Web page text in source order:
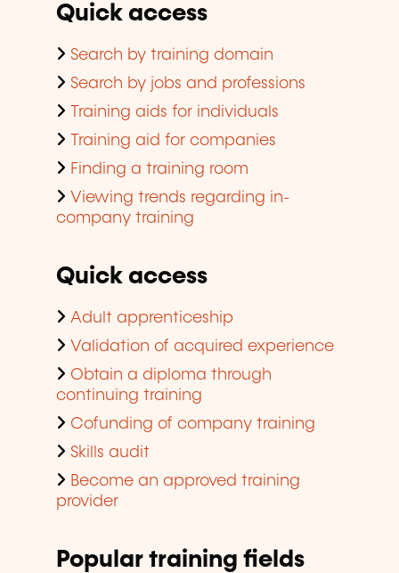
Quick access
Search by training domain
Search by jobs and professions
Training aids for individuals
Training aid for companies
Finding a training room
Viewing trends regarding in-
company training
Quick access
Adult apprenticeship
Validation of acquired experience
Obtain a diploma through
continuing training
Cofunding of company training
Skills audit
Become an approved training
provider
Popular training fields